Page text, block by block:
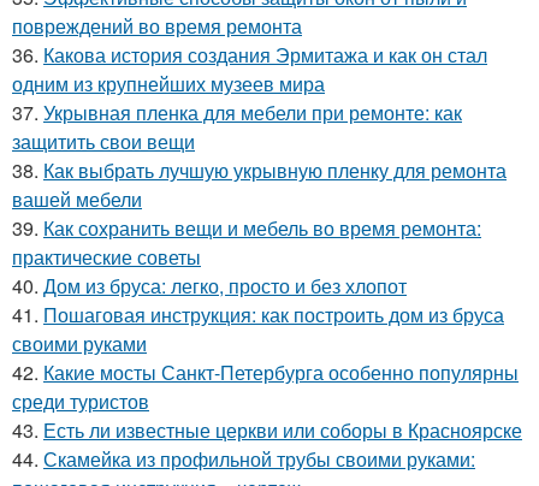
повреждений во время ремонта
36. Какова история создания Эрмитажа и как он стал
одним из крупнейших музеев мира
37. Укрывная пленка для мебели при ремонте: как
защитить свои вещи
38. Как выбрать лучшую укрывную пленку для ремонта
вашей мебели
39. Как сохранить вещи и мебель во время ремонта:
практические советы
40. Дом из бруса: легко, просто и без хлопот
41. Пошаговая инструкция: как построить дом из бруса
своими руками
42. Какие мосты Санкт-Петербурга особенно популярны
среди туристов
43. Есть ли известные церкви или соборы в Красноярске
44. Скамейка из профильной трубы своими руками: